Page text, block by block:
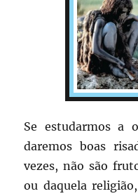
Se estudarmos a
daremos boas
vezes, não são
ou daquela